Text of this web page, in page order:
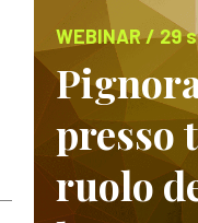
WEBINAR / 29
presso
ruolo